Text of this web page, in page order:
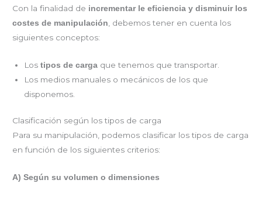
Con la finalidad de incrementar le eficiencia y disminuir los
costes de manipulación , debemos tener en cuenta los
siguientes conceptos:
Los tipos de carga que tenemos que transportar.
Los medios manuales o mecánicos de los que
disponemos.
Clasificación según los tipos de carga
Para su manipulación, podemos clasificar los tipos de carga
en función de los siguientes criterios:
A) Según su volumen o dimensiones